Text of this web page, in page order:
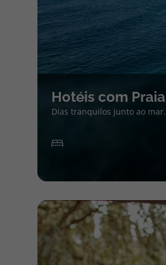
Hotéis com Praia
Dias tranquilos junto ao mar.